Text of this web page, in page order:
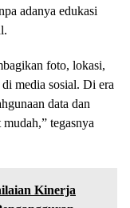
adanya edukasi
foto, lokasi,
media sosial. Di era
data dan
tegasnya
Kinerja